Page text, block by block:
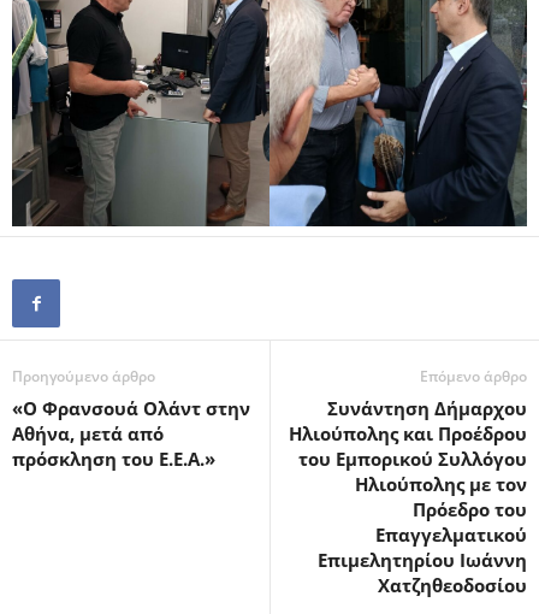
Προηγούμενο άρθρο
«Ο Φρανσουά Ολάντ στην
Αθήνα, μετά από
πρόσκληση του Ε.Ε.Α.»
Επόμενο άρθρο
Συνάντηση Δήμαρχου
Ηλιούπολης και Προέδρου
του Εμπορικού Συλλόγου
Ηλιούπολης με τον
Πρόεδρο του
Επαγγελματικού
Επιμελητηρίου Ιωάννη
Χατζηθεοδοσίου